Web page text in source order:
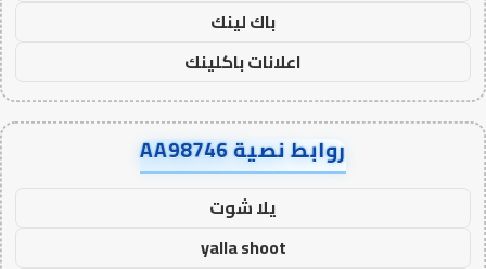
باك لينك
اعلانات باكلينك
روابط نصية AA98746
يلا شوت
yalla shoot